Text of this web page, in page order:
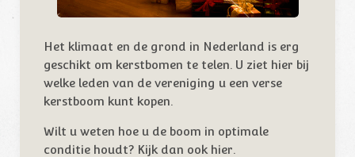
Het klimaat en de grond in Nederland is erg
geschikt om kerstbomen te telen. U ziet hier bij
welke leden van de vereniging u een verse
kerstboom kunt kopen.
Wilt u weten hoe u de boom in optimale
conditie houdt? Kijk dan ook hier.